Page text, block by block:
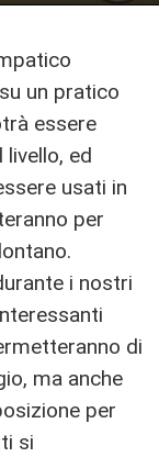
un pratico
essere
ed
usati in
per
i nostri
di
ma anche
per
si